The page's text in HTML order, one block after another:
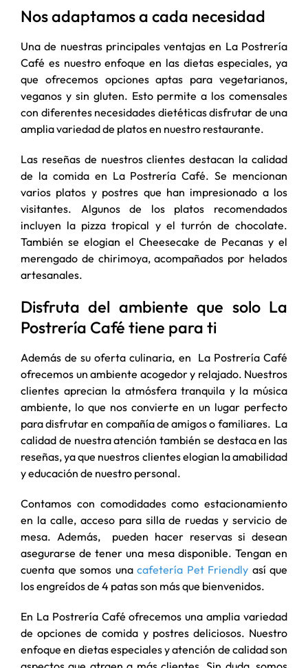
Nos adaptamos a cada necesidad
Una de nuestras principales ventajas en La Postrería
Café es nuestro enfoque en las dietas especiales, ya
que ofrecemos opciones aptas para vegetarianos,
veganos y sin gluten. Esto permite a los comensales
con diferentes necesidades dietéticas disfrutar de una
amplia variedad de platos en nuestro restaurante.
Las reseñas de nuestros clientes destacan la calidad
de la comida en La Postrería Café. Se mencionan
varios platos y postres que han impresionado a los
visitantes. Algunos de los platos recomendados
incluyen la pizza tropical y el turrón de chocolate.
También se elogian el Cheesecake de Pecanas y el
merengado de chirimoya, acompañados por helados
artesanales.
Disfruta del ambiente que solo La
Postrería Café tiene para ti
Además de su oferta culinaria, en La Postrería Café
ofrecemos un ambiente acogedor y relajado. Nuestros
clientes aprecian la atmósfera tranquila y la música
ambiente, lo que nos convierte en un lugar perfecto
para disfrutar en compañía de amigos o familiares. La
calidad de nuestra atención también se destaca en las
reseñas, ya que nuestros clientes elogian la amabilidad
y educación de nuestro personal.
Contamos con comodidades como estacionamiento
en la calle, acceso para silla de ruedas y servicio de
mesa. Además, pueden hacer reservas si desean
asegurarse de tener una mesa disponible. Tengan en
cuenta que somos una cafetería Pet Friendly así que
los engreídos de 4 patas son más que bienvenidos.
En La Postrería Café ofrecemos una amplia variedad
de opciones de comida y postres deliciosos. Nuestro
enfoque en dietas especiales y atención de calidad son